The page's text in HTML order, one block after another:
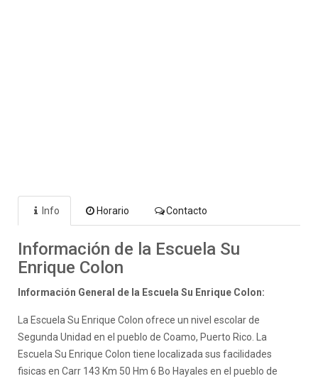
Info Horario Contacto
Información de la Escuela Su
Enrique Colon
Información General de la Escuela Su Enrique Colon:
La Escuela Su Enrique Colon ofrece un nivel escolar de
Segunda Unidad en el pueblo de Coamo, Puerto Rico. La
Escuela Su Enrique Colon tiene localizada sus facilidades
fisicas en Carr 143 Km 50 Hm 6 Bo Hayales en el pueblo de